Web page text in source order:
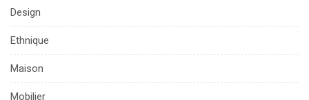
Design
Ethnique
Maison
Mobilier